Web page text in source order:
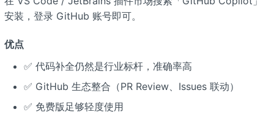
安装，登录 GitHub 账号即可。
优点
✅ 代码补全仍然是行业标杆，准确率高
✅ GitHub 生态整合（PR Review、Issues 联动）
✅ 免费版足够轻度使用